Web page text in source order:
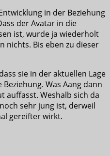
in der Beziehung
der Avatar in die
ist, wurde ja wiederholt
nichts. Bis eben zu dieser
sie in der aktuellen Lage
Was Aang dann
auffasst. Weshalb sich da
sehr jung ist, derweil
gereifter wirkt.